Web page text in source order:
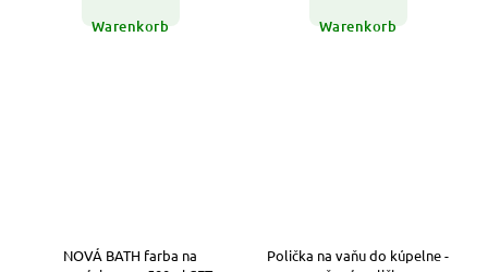
Warenkorb
Warenkorb
NOVÁ BATH farba na
Polička na vaňu do kúpelne -